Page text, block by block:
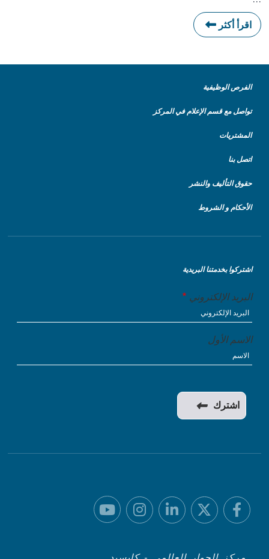
اقرأ أكثر
الفرص الوظيفية
تواصل مع قسم الإعلام في المركز
المشتريات
اتصل بنا
حقوق التأليف والنشر
الأحكام و الشروط
اشتركوا بخدمتنا البريدية
البريد الإلكتروني
الاسم الأول